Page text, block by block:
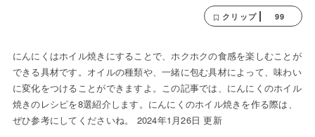
クリップ 99
にんにくはホイル焼きにすることで、ホクホクの食感を楽しむことが
できる具材です。オイルの種類や、一緒に包む具材によって、味わい
に変化をつけることができますよ。この記事では、にんにくのホイル
焼きのレシピを8選紹介します。にんにくのホイル焼きを作る際は、
ぜひ参考にしてくださいね。 2024年1月26日 更新